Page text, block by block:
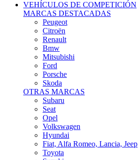
VEHÍCULOS DE COMPETICIÓN
MARCAS DESTACADAS
Peugeot
Citroën
Renault
Bmw
Mitsubishi
Ford
Porsche
Skoda
OTRAS MARCAS
Subaru
Seat
Opel
Volkswagen
Hyundai
Fiat, Alfa Romeo, Lancia, Jeep
Toyota